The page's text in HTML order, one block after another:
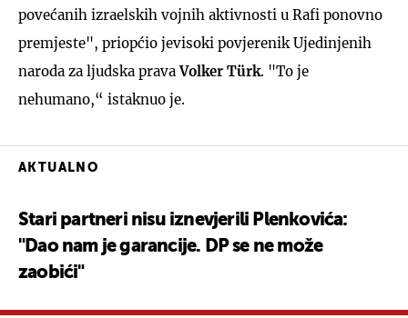
povećanih izraelskih vojnih aktivnosti u Rafi ponovno
premjeste", priopćio jevisoki povjerenik Ujedinjenih
naroda za ljudska pravaVolker Türk. "To je
nehumano,“ istaknuo je.
AKTUALNO
Stari partneri nisu iznevjerili Plenkovića:
"Dao nam je garancije. DP se ne može
zaobići"